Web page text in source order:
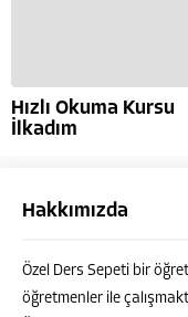
Hızlı Okuma Kursu
İlkadım
Hakkımızda
Özel Ders Sepeti bir
öğretmenler ile